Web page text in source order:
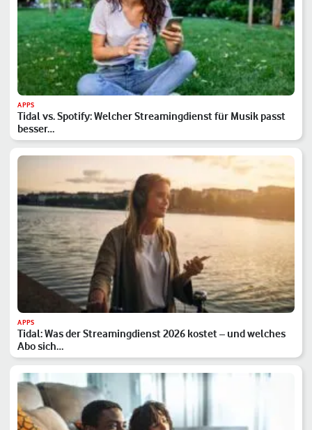
APPS
Tidal vs. Spotify: Welcher Streamingdienst für Musik passt
besser…
APPS
Tidal: Was der Streamingdienst 2026 kostet – und welches
Abo sich…